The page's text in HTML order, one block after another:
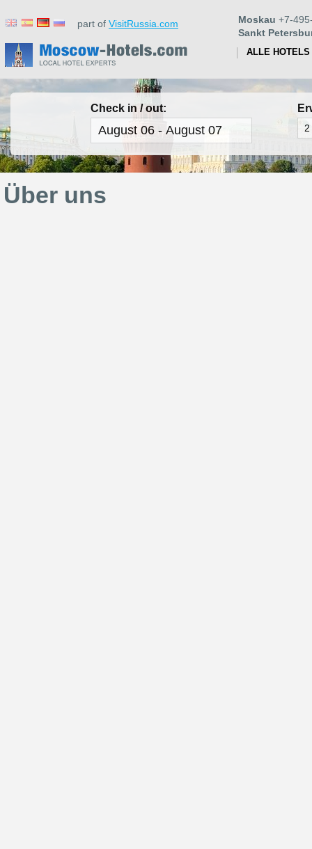
part of VisitRussia.com Moskau +7-
Sankt
ALLE HOTELS
Check in / out:
Über uns